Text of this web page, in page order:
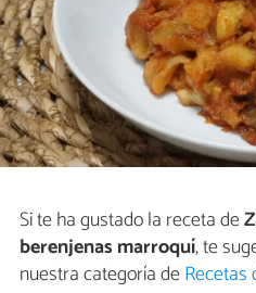
Si te ha gustado la receta de
berenjenas marroquí, te
nuestra categoría deRecetas